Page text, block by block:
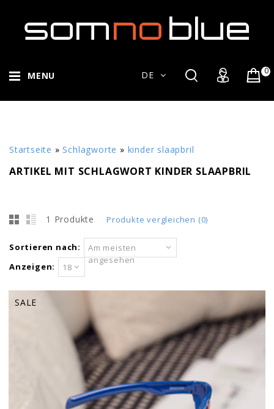
MENU 0
DE
Startseite » Schlagworte » kinder slaapbril
ARTIKEL MIT SCHLAGWORT KINDER SLAAPBRIL
1 Produkte Produkte vergleichen (0)
Sortieren nach:
Am meisten
angesehen
Anzeigen: 18
SALE